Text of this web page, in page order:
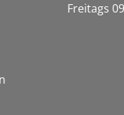
Freitags